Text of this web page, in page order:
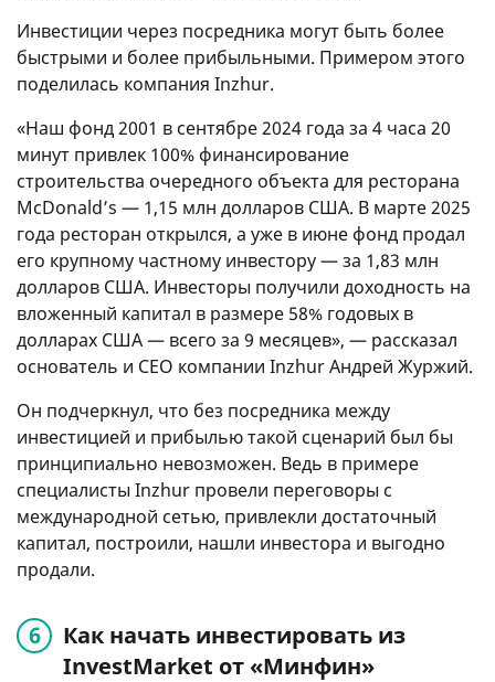
Инвестиции через посредника могут быть более
быстрыми и более прибыльными. Примером этого
поделилась компания Inzhur.
«Наш фонд 2001 в сентябре 2024 года за 4 часа 20
минут привлек 100% финансирование
строительства очередного объекта для ресторана
McDonald’s — 1,15 млн долларов США. В марте 2025
года ресторан открылся, а уже в июне фонд продал
его крупному частному инвестору — за 1,83 млн
долларов США. Инвесторы получили доходность на
вложенный капитал в размере 58% годовых в
долларах США — всего за 9 месяцев», — рассказал
основатель и СЕО компании Inzhur Андрей Журжий.
Он подчеркнул, что без посредника между
инвестицией и прибылью такой сценарий был бы
принципиально невозможен. Ведь в примере
специалисты Inzhur провели переговоры с
международной сетью, привлекли достаточный
капитал, построили, нашли инвестора и выгодно
продали.
Как начать инвестировать из
InvestMarket от «Минфин»